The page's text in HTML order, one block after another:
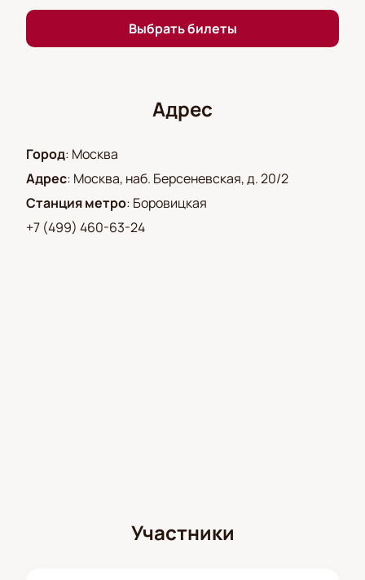
талантливого артиста и зарядиться позитивными
эмоциями. Вы можете купить билеты на нашем
сайте, чтобы не упустить возможность стать
Владимира Винокура в Театре Эстрады.
на нашем сайте можно уже сейчас.
Выбрать билеты
Адрес
Город: Москва
Адрес: Москва, наб. Берсеневская, д. 20/2
Станция метро: Боровицкая
+7 (499) 460-63-24
Участники